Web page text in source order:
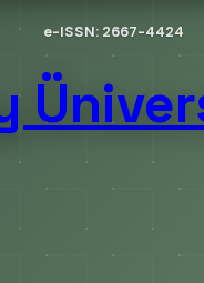
e-ISSN: 2667-4424